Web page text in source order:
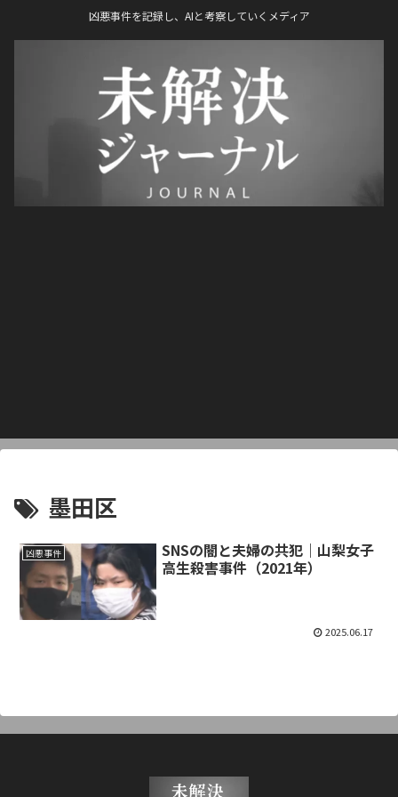
凶悪事件を記録し、AIと考察していくメディア
墨田区
凶悪事件
SNSの闇と夫婦の共犯｜山梨女子
高生殺害事件（2021年）
2025.06.17